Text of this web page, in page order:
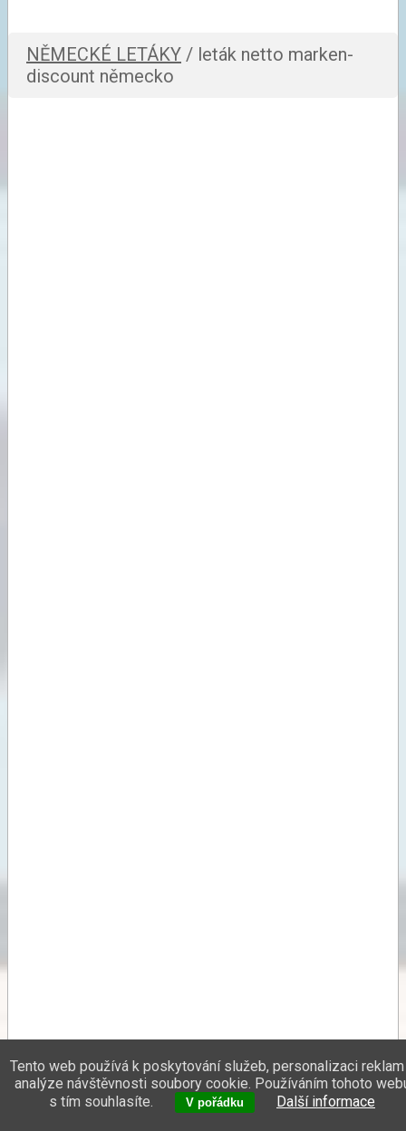
NĚMECKÉ LETÁKY / leták netto marken-
discount německo
Tento web používá k poskytování služeb, personalizaci reklam
analýze návštěvnosti soubory cookie. Používáním tohoto
s tím souhlasíte.
V pořádku Další informace